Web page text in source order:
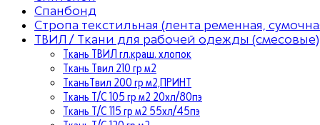
Спанбонд
Стропа текстильная (лента ременная,
ТВИЛ / Ткани для рабочей одежды (смесовые)
Ткань ТВИЛ гл.краш. хлопок
Ткань Твил 210 гр м2
ТканьТвил 200 гр м2,ПРИНТ
Ткань Т/C 105 гр м2 20хл/80пэ
Ткань Т/C 115 гр м2 55хл/45пэ